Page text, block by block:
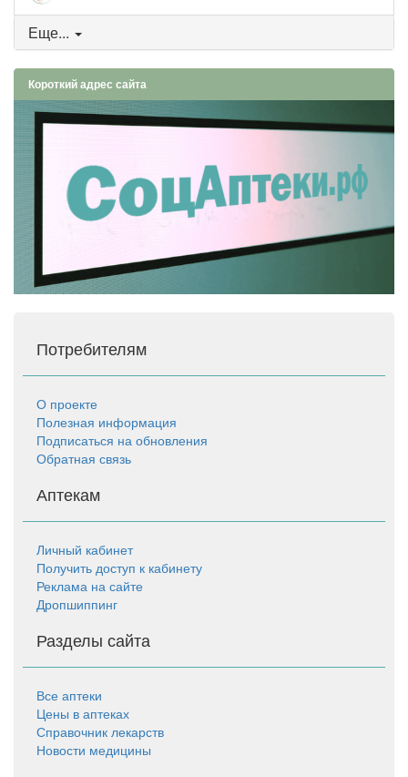
Еще...
Короткий адрес сайта
Потребителям
О проекте
Полезная информация
Подписаться на обновления
Обратная связь
Аптекам
Личный кабинет
Получить доступ к кабинету
Реклама на сайте
Дропшиппинг
Разделы сайта
Все аптеки
Цены в аптеках
Справочник лекарств
Новости медицины